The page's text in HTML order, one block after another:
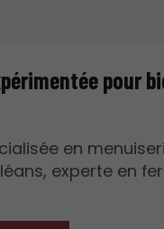
pour
en
experte en